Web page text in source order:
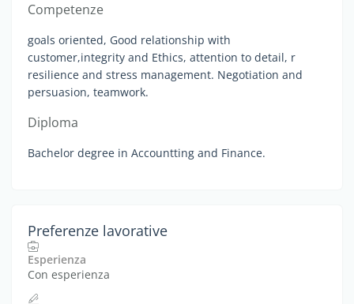
Competenze
goals oriented, Good relationship with
customer,integrity and Ethics, attention to detail, r
resilience and stress management. Negotiation and
persuasion, teamwork.
Diploma
Bachelor degree in Accountting and Finance.
Preferenze lavorative
Esperienza
Con esperienza